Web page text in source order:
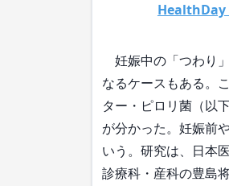
HealthDay
妊娠中の「つわり
なるケースもある。
ター・ピロリ菌（以
が分かった。妊娠前
いう。研究は、日本
診療科・産科の豊島